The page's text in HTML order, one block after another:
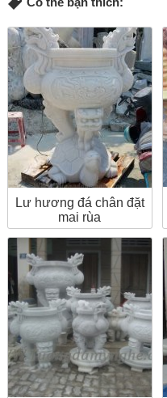
Lư hương đá chân đặt
mai rùa